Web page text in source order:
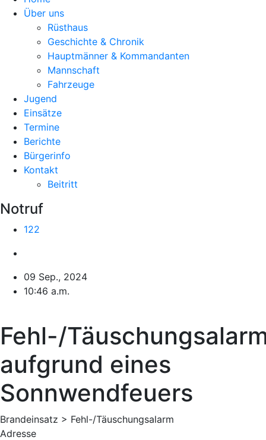
Über uns
Rüsthaus
Geschichte & Chronik
Hauptmänner & Kommandanten
Mannschaft
Fahrzeuge
Jugend
Einsätze
Termine
Berichte
Bürgerinfo
Kontakt
Beitritt
Notruf
122
09 Sep., 2024
10:46 a.m.
Fehl-/
aufgrund eines
Sonnwendfeuers
Brandeinsatz > Fehl-/Täuschungsalarm
Adresse